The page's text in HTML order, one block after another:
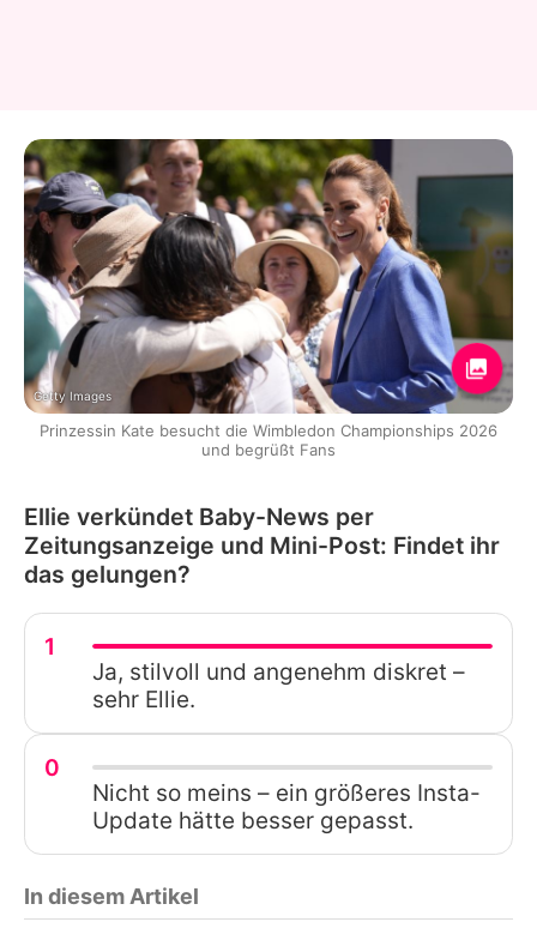
Getty Images
Prinzessin Kate besucht die Wimbledon Championships 2026
und begrüßt Fans
Ellie verkündet Baby-News per
Zeitungsanzeige und Mini-Post: Findet ihr
das gelungen?
1
Ja, stilvoll und angenehm diskret –
sehr Ellie.
0
Nicht so meins – ein größeres Insta-
Update hätte besser gepasst.
In diesem Artikel